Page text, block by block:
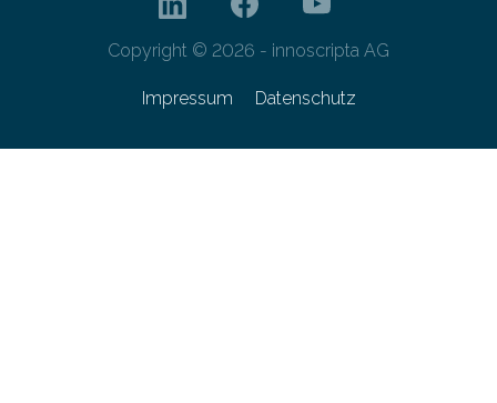
Copyright © 2026 - innoscripta AG
Impressum Datenschutz